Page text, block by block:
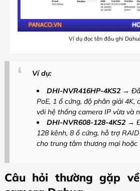
Ví dụ đọc tên đầu ghi
Ví dụ:
DHI-NVR416HP-4KS2 →
PoE, 1 ổ cứng, độ phân giải 4K,
với hệ thống camera IP vừa và
DHI-NVR608-128-4KS2 →
128 kênh, 8 ổ cứng, hỗ trợ
cho trung tâm thương mại hoặc
Câu hỏi thường gặp